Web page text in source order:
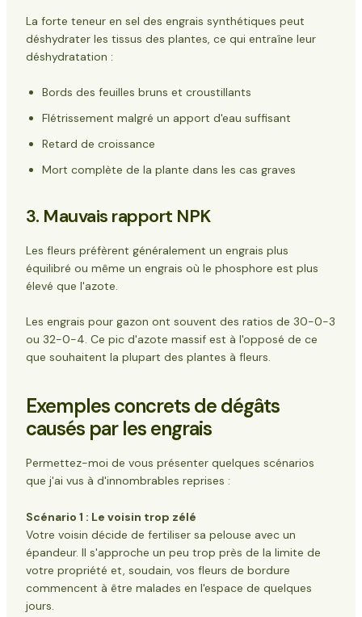
La forte teneur en sel des engrais synthétiques peut
déshydrater les tissus des plantes, ce qui entraîne leur
déshydratation :
Bords des feuilles bruns et croustillants
Flétrissement malgré un apport d'eau suffisant
Retard de croissance
Mort complète de la plante dans les cas graves
3. Mauvais rapport NPK
Les fleurs préfèrent généralement un engrais plus
équilibré ou même un engrais où le phosphore est plus
élevé que l'azote.
Les engrais pour gazon ont souvent des ratios de 30-0-3
ou 32-0-4. Ce pic d'azote massif est à l'opposé de ce
que souhaitent la plupart des plantes à fleurs.
Exemples concrets de dégâts
causés par les engrais
Permettez-moi de vous présenter quelques scénarios
que j'ai vus à d'innombrables reprises :
Scénario 1 : Le voisin trop zélé
Votre voisin décide de fertiliser sa pelouse avec un
épandeur. Il s'approche un peu trop près de la limite de
votre propriété et, soudain, vos fleurs de bordure
commencent à être malades en l'espace de quelques
jours.